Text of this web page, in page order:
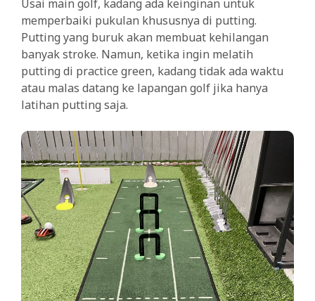
Usai main golf, kadang ada keinginan untuk
memperbaiki pukulan khususnya di putting.
Putting yang buruk akan membuat kehilangan
banyak stroke. Namun, ketika ingin melatih
putting di practice green, kadang tidak ada waktu
atau malas datang ke lapangan golf jika hanya
latihan putting saja.